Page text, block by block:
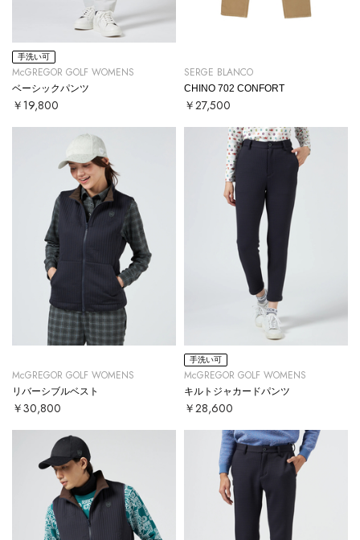
手洗い可
McGREGOR GOLF WOMENS
ベーシックパンツ
￥19,800
SERGE BLANCO
CHINO 702 CONFORT
￥27,500
McGREGOR GOLF WOMENS
リバーシブルベスト
￥30,800
手洗い可
McGREGOR GOLF WOMENS
キルトジャカードパンツ
￥28,600